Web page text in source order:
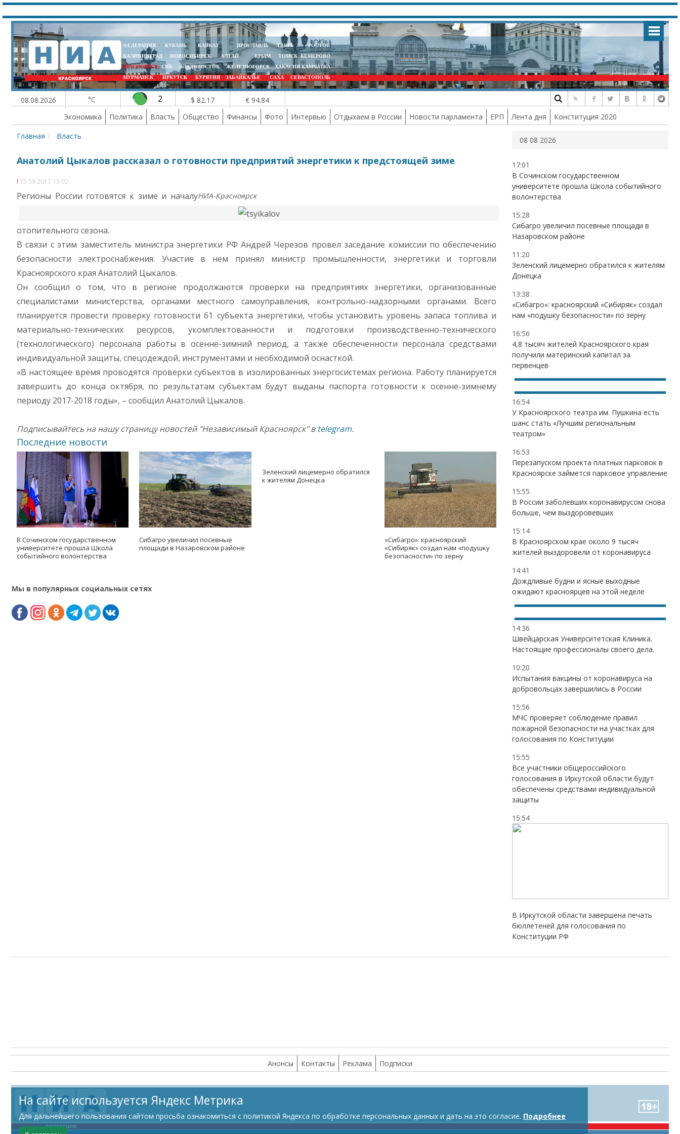
ФЕДЕРАЦИЯ КУБАНЬ КАВКАЗ ЯРОСЛАВЛЬ ТВЕРЬ
РОСТОВ
КАЛИНИНГРАД
НОВОСИБИРСК АЛТАЙ КРЫМ ТОМСККЕМЕРОВО
КРАСНОЯРСК
СПБ ВЛАДИВОСТОК ЖЕЛЕЗНОГОРСК ХАКАСИЯКАМЧАТКА
МУРМАНСК
ИРКУТСК БУРЯТИЯ ЗАБАЙКАЛЬЕ САХА СЕВАСТОПОЛЬ
08.08.2026 °C 2 $ 82.17
€ 94.84
Экономика
Политика Власть Общество Финансы Фото Интервью Отдыхаем в России Новости парламента ЕРП Лента дня
Конституция 2020
Главная
Власть
Анатолий Цыкалов рассказал о готовности предприятий энергетики к предстоящей зиме
15.09.2017 13:02
НИА-Красноярск
Регионы России готовятся к зиме и началу
отопительного сезона.
В связи с этим заместитель министра энергетики РФ Андрей Черезов провел заседание комиссии по обеспечению
безопасности электроснабжения. Участие в нем принял министр промышленности, энергетики и торговли
Красноярского края Анатолий Цыкалов.
Он сообщил о том, что в регионе продолжаются проверки на предприятиях энергетики, организованные
специалистами министерства, органами местного самоуправления, контрольно-надзорными органами. Всего
планируется провести проверку готовности 61 субъекта энергетики, чтобы установить уровень запаса топлива и
материально-технических ресурсов, укомплектованности и подготовки производственно-технического
(технологического) персонала работы в осенне-зимний период, а также обеспеченности персонала средствами
индивидуальной защиты, спецодеждой, инструментами и необходимой оснасткой.
«В настоящее время проводятся проверки субъектов в изолированных энергосистемах региона. Работу планируется
завершить до конца октября, по результатам субъектам будут выданы паспорта готовности к осенне-зимнему
периоду 2017-2018 годы», – сообщил Анатолий Цыкалов.
Подписывайтесь на нашу страницу новостей "Независимый Красноярск" в telegram.
Последние новости
В Сочинском государственном
университете прошла Школа
событийного волонтерства
Сибагро увеличил посевные
площади в Назаровском районе
Зеленский лицемерно обратился
к жителям Донецка
«Сибагро»: красноярский
«Сибиряк» создал нам «подушку
безопасности» по зерну
Мы в популярных социальных сетях
08 08 2026
17:01
В Сочинском государственном
университете прошла Школа событийного
волонтерства
15:28
Сибагро увеличил посевные площади в
Назаровском районе
11:20
Зеленский лицемерно обратился к жителям
Донецка
13:38
«Сибагро»: красноярский «Сибиряк» создал
нам «подушку безопасности» по зерну
16:56
4,8 тысяч жителей Красноярского края
получили материнский капитал за
первенцев
16:54
У Красноярского театра им. Пушкина есть
шанс стать «Лучшим региональным
театром»
16:53
Перезапуском проекта платных парковок в
Красноярске займется парковое управление
15:55
В России заболевших коронавирусом снова
больше, чем выздоровевших
15:14
В Красноярском крае около 9 тысяч
жителей выздоровели от коронавируса
14:41
Дождливые будни и ясные выходные
ожидают красноярцев на этой неделе
14:36
Швейцарская Университетская Клиника.
Настоящие профессионалы своего дела.
10:20
Испытания вакцины от коронавируса на
добровольцах завершились в России
15:56
МЧС проверяет соблюдение правил
пожарной безопасности на участках для
голосования по Конституции
15:55
Все участники общероссийского
голосования в Иркутской области будут
обеспечены средствами индивидуальной
защиты
15:54
В Иркутской области завершена печать
бюллетеней для голосования по
Конституции РФ
Анонсы Контакты Реклама Подписки
На сайте используется Яндекс Метрика
Для дальнейшего пользования сайтом просьба ознакомиться с политикой Яндекса по обработке персональных данных и дать на это согласие. Подробнее